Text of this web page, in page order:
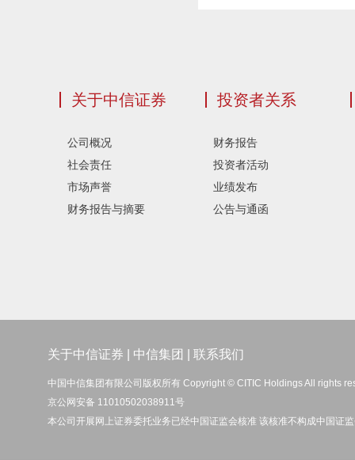
关于中信证券
公司概况
社会责任
市场声誉
财务报告与摘要
投资者关系
财务报告
投资者活动
业绩发布
公告与通函
关于中信证券 中信集团 联系我们
中国中信集团有限公司版权所有 Copyright © CITIC Holdings All rights
京公网安备 11010502038911号
本公司开展网上证券委托业务已经中国证监会核准 该核准不构成中国证